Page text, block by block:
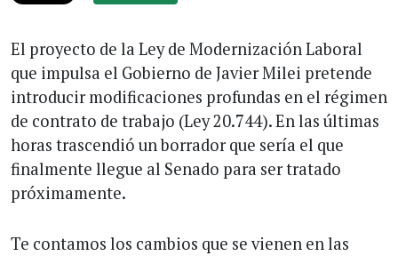
El proyecto de la Ley de Modernización Laboral
que impulsa el Gobierno de Javier Milei pretende
introducir modificaciones profundas en el régimen
de contrato de trabajo (Ley 20.744). En las últimas
horas trascendió un borrador que sería el que
finalmente llegue al Senado para ser tratado
próximamente.
Te contamos los cambios que se vienen en las